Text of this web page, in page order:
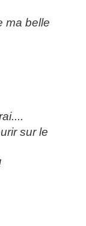
ma belle
sur le